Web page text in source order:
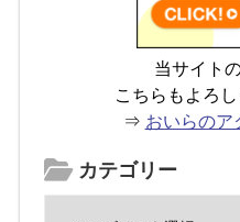
当サイト
こちらもよろ
⇒ おいらのア
カテゴリー